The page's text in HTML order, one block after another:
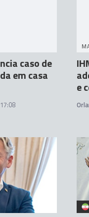
caso de
em casa
e